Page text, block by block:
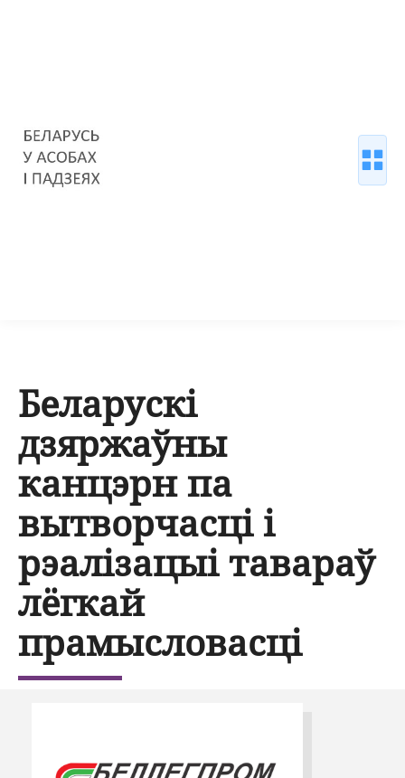
Беларускi
дзяржаўны
канцэрн па
вытворчасцi i
рэалiзацыi тавараў
лёгкай
прамысловасцi